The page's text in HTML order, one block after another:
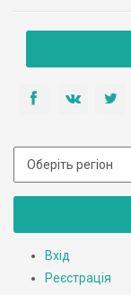
Вхід
Реєстрація